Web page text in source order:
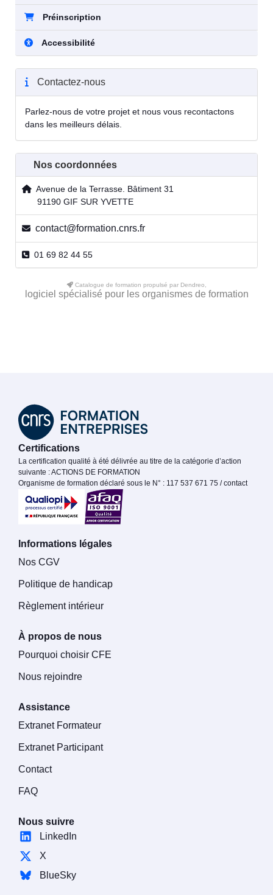
Préinscription
Accessibilité
Contactez-nous
Parlez-nous de votre projet et nous vous recontactons
dans les meilleurs délais.
Nos coordonnées
Avenue de la Terrasse. Bâtiment 31
91190 GIF SUR YVETTE
contact@formation.cnrs.fr
01 69 82 44 55
Catalogue de formation propulsé par Dendreo,
logiciel spécialisé pour les organismes de formation
Certifications
La certification qualité à été délivrée au titre de la catégorie d’action
suivante : ACTIONS DE FORMATION
Organisme de formation déclaré sous le N° : 117 537 671 75 / contact
Informations légales
Nos CGV
Politique de handicap
Règlement intérieur
À propos de nous
Pourquoi choisir CFE
Nous rejoindre
Assistance
Extranet Formateur
Extranet Participant
Contact
FAQ
Nous suivre
LinkedIn
X
BlueSky